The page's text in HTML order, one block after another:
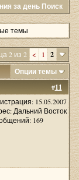
за день Поиск
темы
2 из 2 < 1
2
Опции темы
#11
15.05.2007
Дальний Восток
169